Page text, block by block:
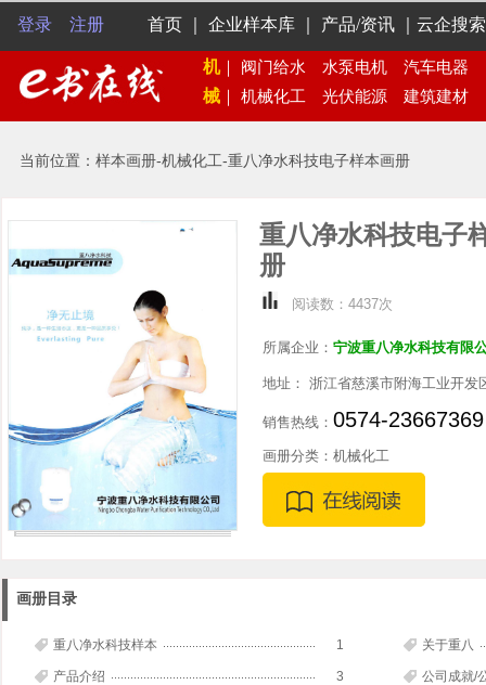
登录 注册 首页 企业样本库 产品/资讯 云企搜索
机｜ 阀门给水 水泵电机 汽车电器
械
机械化工 光伏能源 建筑建材
当前位置：样本画册-机械化工-重八净水科技电子样本画册
重八净水科技电子
册
阅读数：4437次
所属企业： 宁波重八净水科技有限
地址： 浙江省慈溪市附海工业开
销售热线： 0574-23667369
画册分类：机械化工
画册目录
重八净水科技样本 1 关于重八
产品介绍 3 公司成就/